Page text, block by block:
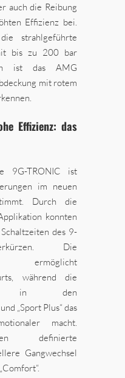
auch die Reibung
Effizienz bei.
strahlgeführte
bis zu 200 bar
ist das AMG
mit rotem
Effizienz: das
9G-TRONIC ist
im neuen
Durch die
konnten
des 9-
Die
ermöglicht
während die
in den
„Sport Plus“ das
macht.
definierte
Gangwechsel